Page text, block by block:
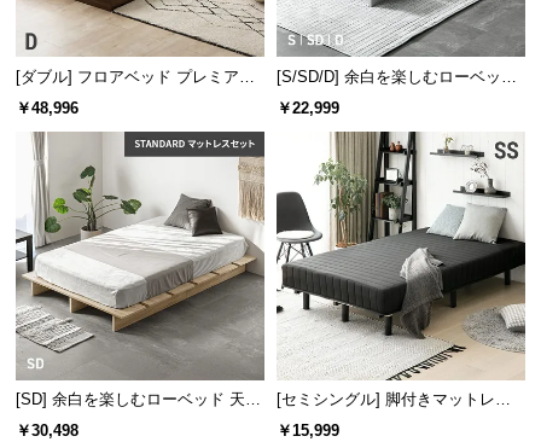
シーツ崩れを防ぎ見た目も美しく
シーツの折込み部分もフレーム内に入るため、型崩
れを防げます。見た目もすっきりとした仕上がりで
す。
[ダブル] フロアベッド プレミアム
マットレス付き
￥48,996
[S/SD/D] 余白を楽しむローベッド
フレーム 天然木調 ステージベッド
￥22,999
[SD] 余白を楽しむローベッド 天然
木調 ステージベッド マットレス付
￥30,498
[セミシングル] 脚付きマットレス
極厚20cm ボンネルコイル
￥15,999